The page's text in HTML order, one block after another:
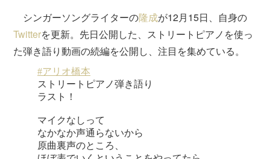
シンガーソングライターの隆成が12月15日、自身の
Twitterを更新。先日公開した、ストリートピアノを使っ
た弾き語り動画の続編を公開し、注目を集めている。